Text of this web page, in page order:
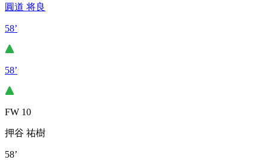
圓道 将良
58’
58’
FW 10
押谷 祐樹
58’